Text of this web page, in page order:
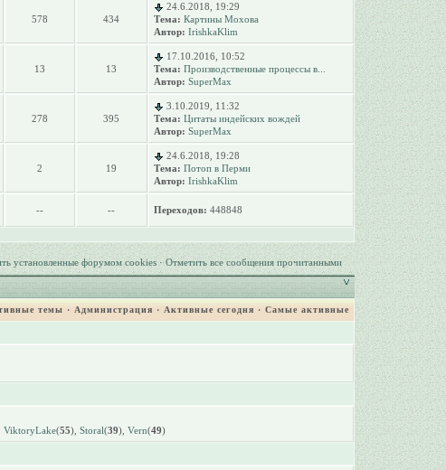
578 434
24.6.2018, 19:29
Тема: Картины Мохова
Автор: IrishkaKlim
13 13
17.10.2016, 10:52
Тема: Производственные процессы в...
Автор: SuperMax
278 395
3.10.2019, 11:32
Тема: Цитаты индейских вождей
Автор: SuperMax
2 19
24.6.2018, 19:28
Тема: Потоп в Перми
Автор: IrishkaKlim
-- -- Переходов: 448848
установленные форумом cookies·Отметить все сообщения прочитанными
темы · Администрация · Активные сегодня · Самые активные
ViktoryLake(55), Storal(39), Vern(49)